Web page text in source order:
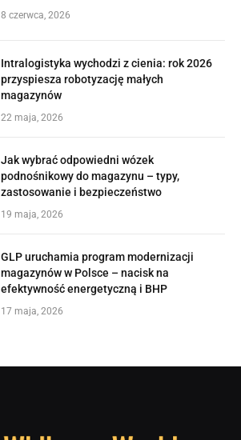
8 czerwca, 2026
Intralogistyka wychodzi z cienia: rok 2026
przyspiesza robotyzację małych
magazynów
22 maja, 2026
Jak wybrać odpowiedni wózek
podnośnikowy do magazynu – typy,
zastosowanie i bezpieczeństwo
19 maja, 2026
GLP uruchamia program modernizacji
magazynów w Polsce – nacisk na
efektywność energetyczną i BHP
17 maja, 2026